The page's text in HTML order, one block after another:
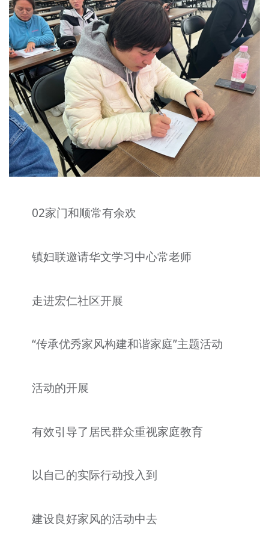
02家门和顺常有余欢
镇妇联邀请华文学习中心常老师
走进宏仁社区开展
“传承优秀家风构建和谐家庭”主题活动
活动的开展
有效引导了居民群众重视家庭教育
以自己的实际行动投入到
建设良好家风的活动中去